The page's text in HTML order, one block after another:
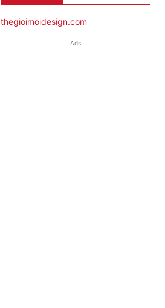
thegioimoidesign.com
Ads